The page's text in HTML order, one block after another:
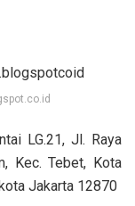
LG.21, Jl. Raya
Kec. Tebet, Kota
Jakarta 12870